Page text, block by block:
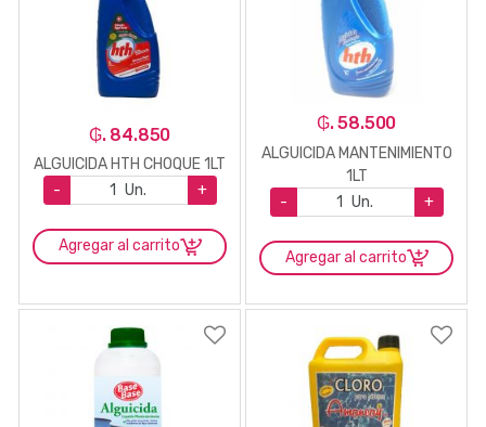
₲. 84.850
ALGUICIDA HTH CHOQUE 1LT
-
Un. +
Agregar al carrito
₲. 58.500
ALGUICIDA MANTENIMIENTO
1LT
-
Un. +
Agregar al carrito